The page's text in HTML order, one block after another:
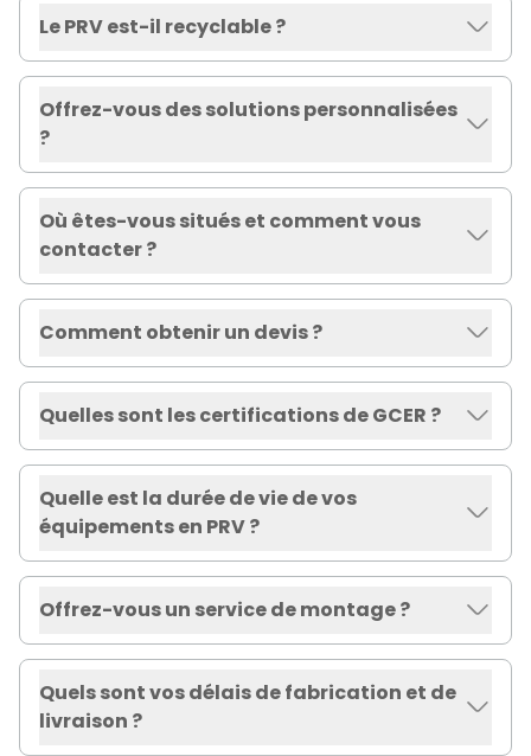
Le PRV est-il recyclable ?
Offrez-vous des solutions personnalisées
?
Où êtes-vous situés et comment vous
contacter ?
Comment obtenir un devis ?
Quelles sont les certifications de GCER ?
Quelle est la durée de vie de vos
équipements en PRV ?
Offrez-vous un service de montage ?
Quels sont vos délais de fabrication et de
livraison ?